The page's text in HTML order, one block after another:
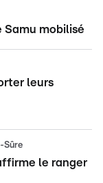
Samu mobilisé
leurs
Sûre
le ranger